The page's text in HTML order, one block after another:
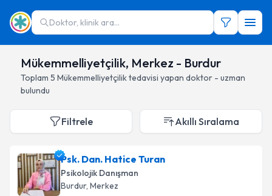
Doktor, klinik ara...
Mükemmelliyetçilik, Merkez - Burdur
Toplam 5 Mükemmelliyetçiliktedavisi yapan doktor - uzman
bulundu
Filtrele Akıllı Sıralama
Psk. Dan. Hatice Turan
Psikolojik Danışman
Burdur, Merkez